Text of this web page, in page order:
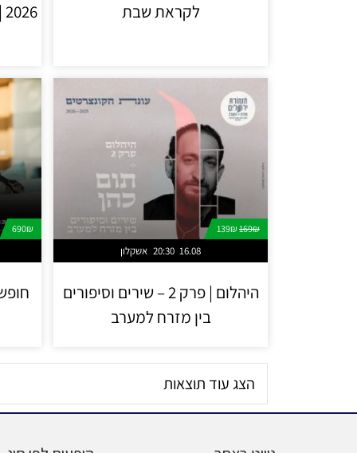
לקראת שבת
169₪
אשקלון 20:30 16.08
היהלום | פרק 2 – שירים וסיפורים
בין מזרח למערב
690₪
הצג עוד תוצאות